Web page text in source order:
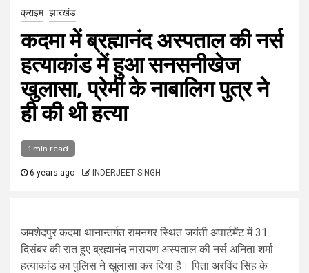
क्राइम झारखंड
कदमा में ब्रह्मानंद अस्पताल की नर्स
हत्याकांड में हुआ सनसनीखेज
खुलासा, प्रेमी के नाबालिग पुत्र ने
ही की थी हत्या
1 min read
6 years ago INDERJEET SINGH
जमशेदपुर कदमा थानान्तर्गत रामनगर स्थित जयंती अपार्टमेंट में 31
दिसंबर की रात हुए ब्रह्मानंद नारायण अस्पताल की नर्स अनिता शर्मा
हत्याकांड का पुलिस ने खुलासा कर दिया है। पिता अरविंद सिंह के